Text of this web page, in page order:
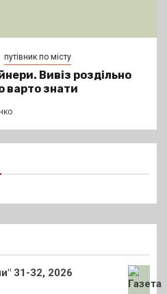
путівник по місту
Вивіз роздільно
варто знати
31-32, 2026